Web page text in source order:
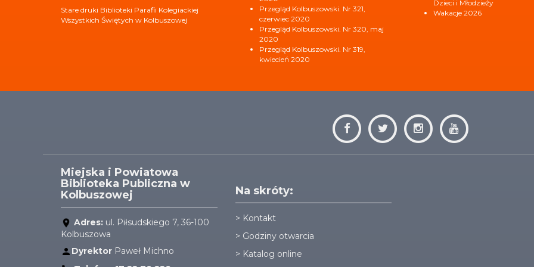
Stare druki Biblioteki Parafii Kolegiackiej
Wszystkich Świętych w Kolbuszowej
Przegląd Kolbuszowski. Nr 321,
czerwiec 2020
Przegląd Kolbuszowski. Nr 320, maj
2020
Przegląd Kolbuszowski. Nr 319,
kwiecień 2020
Dzieci i Młodzieży
Wakacje 2026
Miejska i Powiatowa
Biblioteka Publiczna w
Kolbuszowej
Adres: ul. Piłsudskiego 7, 36-100
Kolbuszowa
Dyrektor Paweł Michno
Na skróty:
> Kontakt
> Godziny otwarcia
> Katalog online